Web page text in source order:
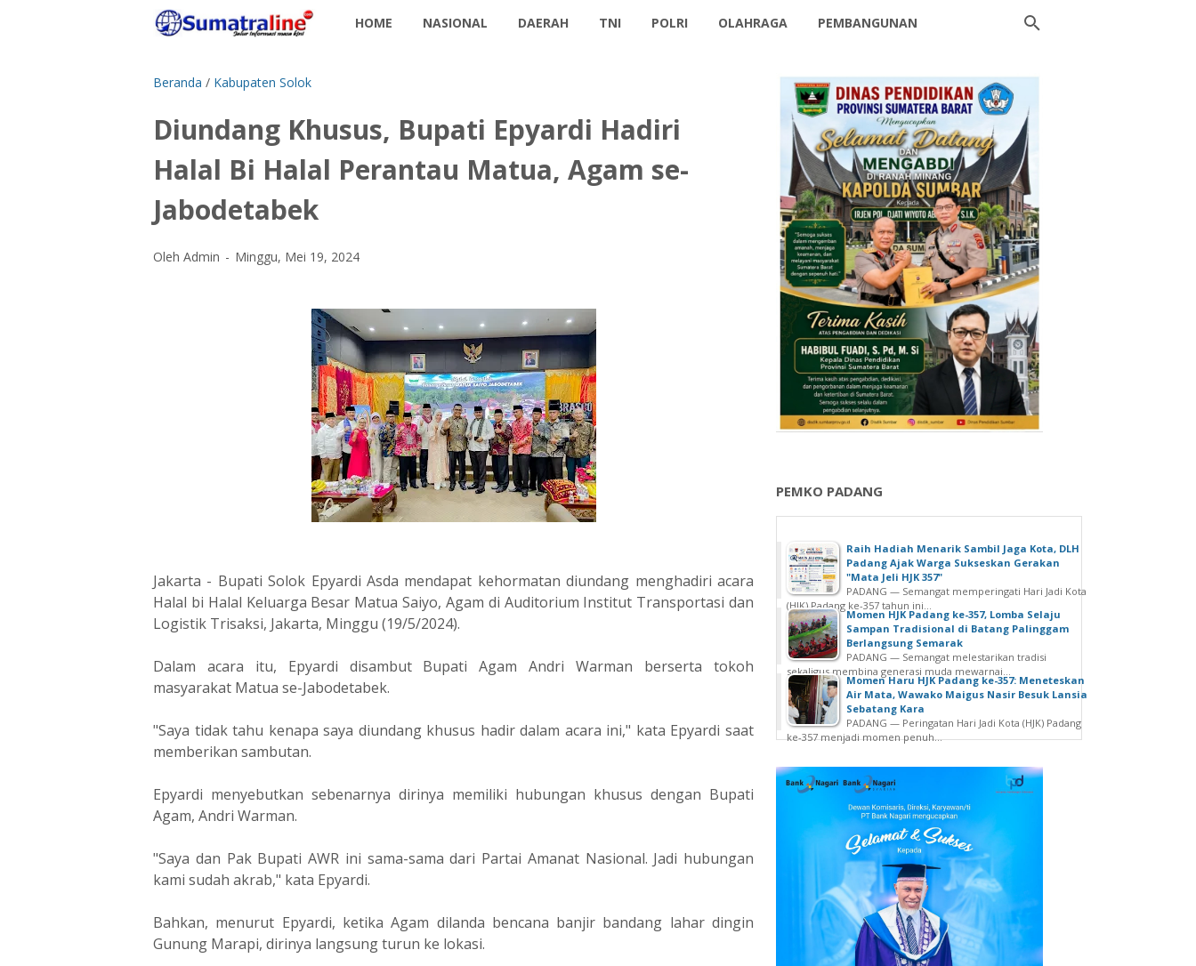
HOME NASIONAL DAERAH TNI POLRI OLAHRAGA PEMBANGUNAN
Beranda / Kabupaten Solok
Diundang Khusus, Bupati Epyardi Hadiri
Halal Bi Halal Perantau Matua, Agam se-
Jabodetabek
Oleh Admin Minggu, Mei 19, 2024
Jakarta - Bupati Solok Epyardi Asda mendapat kehormatan diundang menghadiri acara
Halal bi Halal Keluarga Besar Matua Saiyo, Agam di Auditorium Institut Transportasi dan
Logistik Trisaksi, Jakarta, Minggu (19/5/2024).
Dalam acara itu, Epyardi disambut Bupati Agam Andri Warman berserta tokoh
masyarakat Matua se-Jabodetabek.
"Saya tidak tahu kenapa saya diundang khusus hadir dalam acara ini," kata Epyardi saat
memberikan sambutan.
Epyardi menyebutkan sebenarnya dirinya memiliki hubungan khusus dengan Bupati
Agam, Andri Warman.
"Saya dan Pak Bupati AWR ini sama-sama dari Partai Amanat Nasional. Jadi hubungan
kami sudah akrab," kata Epyardi.
Bahkan, menurut Epyardi, ketika Agam dilanda bencana banjir bandang lahar dingin
Gunung Marapi, dirinya langsung turun ke lokasi.
PEMKO PADANG
Raih Hadiah Menarik Sambil Jaga Kota, DLH
Padang Ajak Warga Sukseskan Gerakan
"Mata Jeli HJK 357"
PADANG — Semangat memperingati Hari Jadi Kota
(HJK) Padang ke-357 tahun ini...
Momen HJK Padang ke-357, Lomba Selaju
Sampan Tradisional di Batang Palinggam
Berlangsung Semarak
PADANG — Semangat melestarikan tradisi
sekaligus membina generasi muda mewarnai...
Momen Haru HJK Padang ke-357: Meneteskan
Air Mata, Wawako Maigus Nasir Besuk Lansia
Sebatang Kara
PADANG — Peringatan Hari Jadi Kota (HJK) Padang
ke-357 menjadi momen penuh...